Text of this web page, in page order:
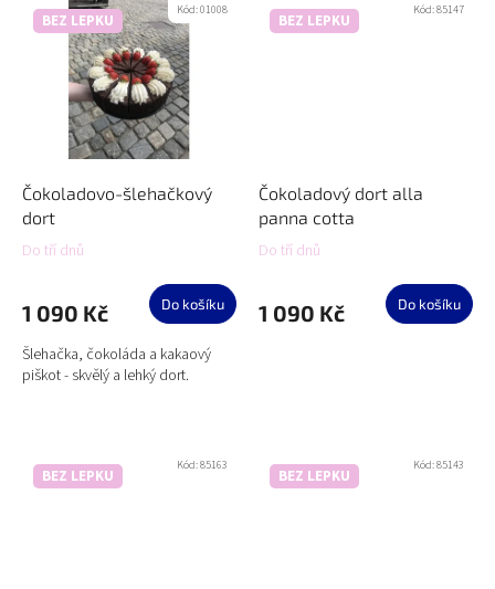
BEZ LEPKU
Čokoladovo-šlehačkový
dort
Do tří dnů
1 090 Kč Do košíku
Šlehačka, čokoláda a kakaový
piškot - skvělý a lehký dort.
Kód:01008
BEZ LEPKU
Čokoladový dort alla
panna cotta
Do tří dnů
1 090 Kč Do košíku
Kód:85147
BEZ LEPKU
Kód:85163
BEZ LEPKU
Kód:85143